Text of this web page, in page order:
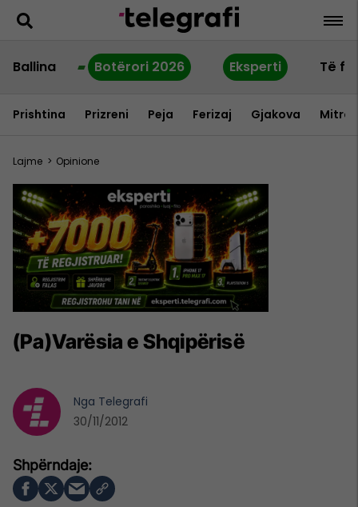
Ballina Botërori 2026 Eksperti Të
Prishtina Prizreni Peja Ferizaj Gjakova
Lajme > Opinione
(Pa)Varësia e Shqipërisë
Nga Telegrafi
30/11/2012